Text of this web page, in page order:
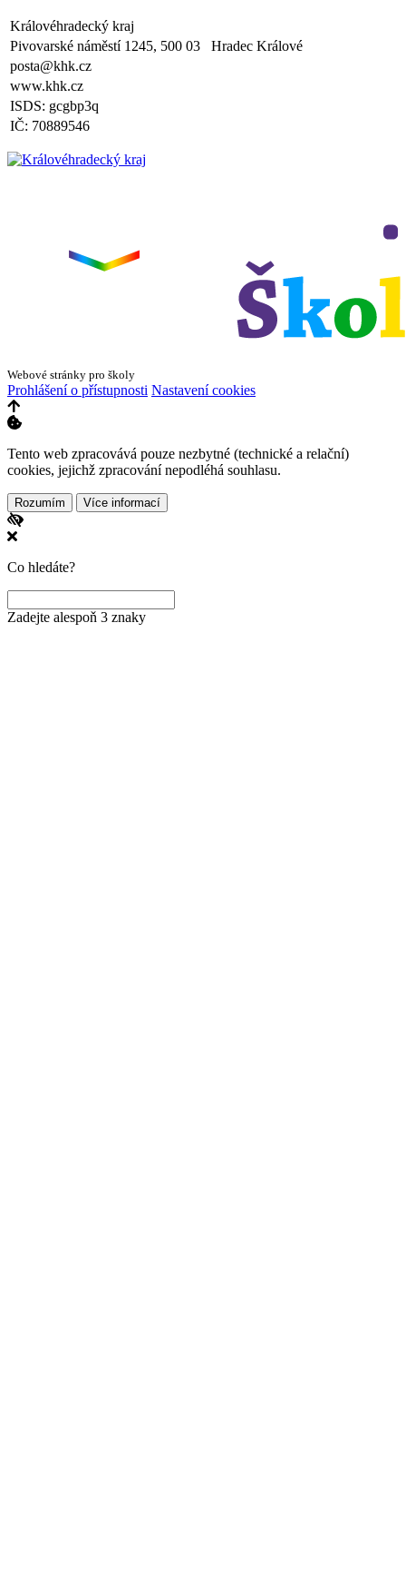
Zveřejněno: 8.4.2025
Třídní schůzky dne 8. 4. 2025 od 13 - 16 hodin
Královéhradecký kraj
Pivovarské náměstí 1245, 500 03 Hradec Králové
posta@khk.cz
www.khk.cz
ISDS: gcgbp3q
IČ: 70889546
Webové stránky pro školy
Prohlášení o přístupnosti Nastavení cookies
Tento web zpracovává pouze nezbytné (technické a relační)
cookies, jejichž zpracování nepodléhá souhlasu.
Rozumím Více informací
Co hledáte?
Zadejte alespoň 3 znaky